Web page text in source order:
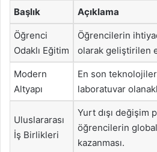
Başlık Açıklama
Öğrenci
Odaklı Eğitim
Öğrencilerin
olarak geliştirilen
Modern
Altyapı
En son
laboratuvar
Uluslararası
İş Birlikleri
Yurt dışı değişim
öğrencilerin
kazanması.